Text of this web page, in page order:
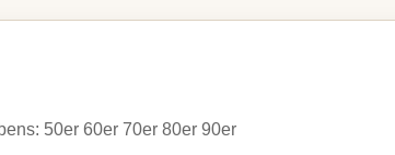
50er 60er 70er 80er 90er